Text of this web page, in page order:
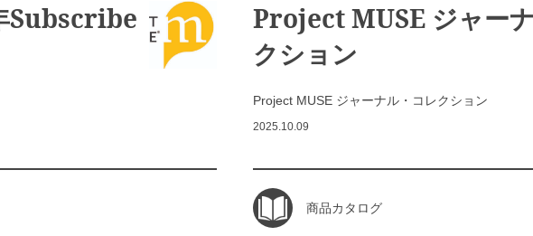
Subscribe
Project MUSE ジャー
クション
Project MUSE ジャーナル・コレクション
2025.10.09
商品カタログ